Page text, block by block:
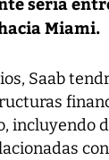
Miami.
Saab
incluyendo